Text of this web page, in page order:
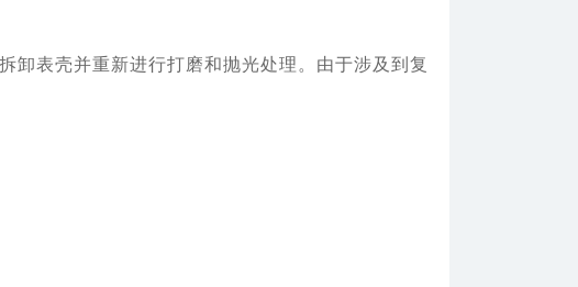
表壳并重新进行打磨和抛光处理。由于涉及到复